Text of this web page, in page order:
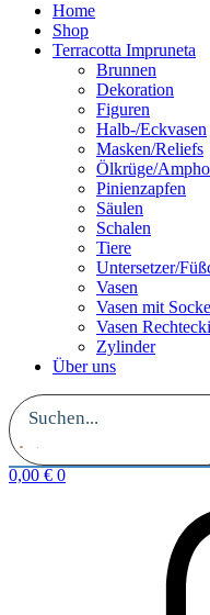
Home
Shop
Terracotta Impruneta
Brunnen
Dekoration
Figuren
Halb-/Eckvasen
Masken/Reliefs
Ölkrüge/
Pinienzapfen
Säulen
Schalen
Tiere
Untersetzer/
Vasen
Vasen mit
Vasen
Zylinder
Über uns
0,00 € 0